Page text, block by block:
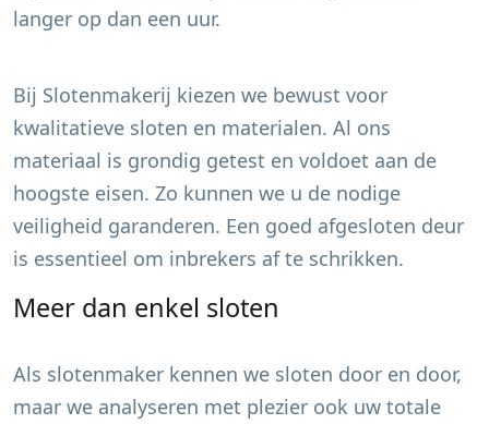
langer op dan een uur.
Bij Slotenmakerij kiezen we bewust voor
kwalitatieve sloten en materialen. Al ons
materiaal is grondig getest en voldoet aan de
hoogste eisen. Zo kunnen we u de nodige
veiligheid garanderen. Een goed afgesloten deur
is essentieel om inbrekers af te schrikken.
Meer dan enkel sloten
Als slotenmaker kennen we sloten door en door,
maar we analyseren met plezier ook uw totale